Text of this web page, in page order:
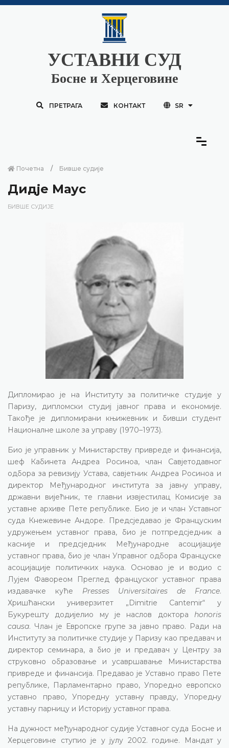
УСТАВНИ СУД
Босне и Херцеговине
ПРЕТРАГА КОНТАКТ SR
Почетна Бивше судије
Дидје Маус
БИВШЕ СУДИЈЕ
Дипломирао је на Институту за политичке студије у
Паризу, дипломски студиј јавног права и економије.
Такође је дипломирани књижевник и бивши студент
Националне школе за управу (1970–1973).
Био је управник у Министарству привреде и финансија,
шеф Кабинета Андреа Росиноа, члан Савјетодавног
одбора за ревизију Устава, савјетник Андреа Росиноа и
директор Међународног института за јавну управу,
државни вијећник, те главни извјестилац Комисије за
уставне архиве Пете републике. Био је и члан Уставног
суда Кнежевине Андоре. Предсједавао је Француским
удружењем уставног права, био је потпредсједник а
касније и предсједник Међународне асоцијације
уставног права, био је члан Управног одбора Француске
асоцијације политичких наука. Основао је и водио с
Лујем Фавореом Преглед француског уставног права
издавачке куће Presses Universitaires de France.
Хришћански универзитет „Dimitrie Cantemir“ у
Букурешту додијелио му је наслов доктора honoris
causa. Члан је Европске групе за јавно право. Ради на
Институту за политичке студије у Паризу као предавач и
директор семинара, а био је и предавач у Центру за
струковно образовање и усавршавање Министарства
привреде и финансија. Предавао је Уставно право Пете
републике, Парламентарно право, Упоредно европско
уставно право, Упоредну уставну правду, Упоредну
уставну парницу и Историју уставног права.
На дужност међународног судије Уставног суда Босне и
Херцеговине ступио је у јулу 2002. године. Мандат у